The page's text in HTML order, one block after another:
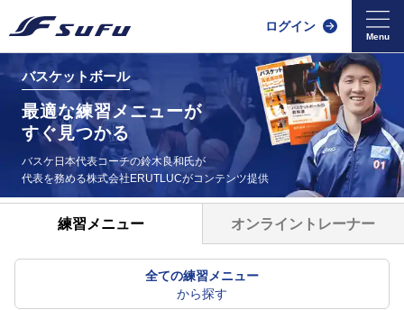
ログイン
バスケットボール
最適な練習メニューが
すぐ見つかる
バスケ日本代表コーチの鈴木良和氏が
代表を務める株式会社ERUTLUCがコンテンツ提供
練習メニュー オンライントレーナー
全ての練習メニュー
から探す